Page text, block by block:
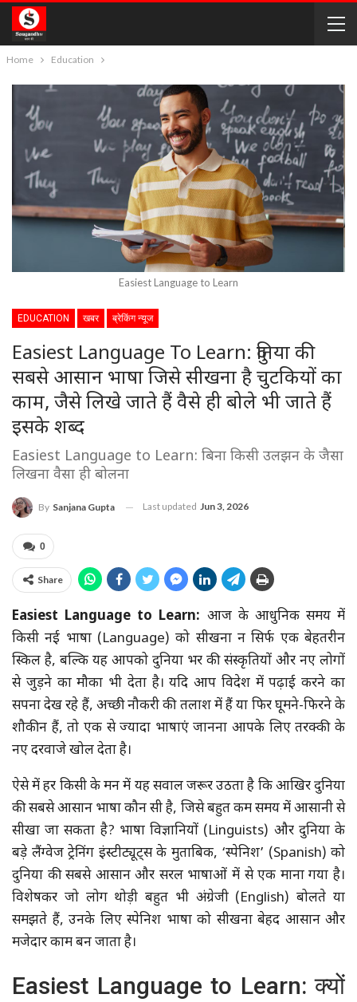
Home Education
Easiest Language to Learn
EDUCATION खबर ब्रेकिंग न्यूज
Easiest Language To Learn: दुनिया की
सबसे आसान भाषा जिसे सीखना है चुटकियों का
काम, जैसे लिखे जाते हैं वैसे ही बोले भी जाते हैं
इसके शब्द
Easiest Language to Learn: बिना किसी उलझन के जैसा
लिखना वैसा ही बोलना
By Sanjana Gupta Last updated Jun 3, 2026
0
Share
Easiest Language to Learn: आज के आधुनिक समय में
किसी नई भाषा (Language) को सीखना न सिर्फ एक बेहतरीन
स्किल है, बल्कि यह आपको दुनिया भर की संस्कृतियों और नए लोगों
से जुड़ने का मौका भी देता है। यदि आप विदेश में पढ़ाई करने का
सपना देख रहे हैं, अच्छी नौकरी की तलाश में हैं या फिर घूमने-फिरने के
शौकीन हैं, तो एक से ज्यादा भाषाएं जानना आपके लिए तरक्की के
नए दरवाजे खोल देता है।
ऐसे में हर किसी के मन में यह सवाल जरूर उठता है कि आखिर दुनिया
की सबसे आसान भाषा कौन सी है, जिसे बहुत कम समय में आसानी से
सीखा जा सकता है? भाषा विज्ञानियों (Linguists) और दुनिया के
बड़े लैंग्वेज ट्रेनिंग इंस्टीट्यूट्स के मुताबिक, ‘स्पेनिश’ (Spanish) को
दुनिया की सबसे आसान और सरल भाषाओं में से एक माना गया है।
विशेषकर जो लोग थोड़ी बहुत भी अंग्रेजी (English) बोलते या
समझते हैं, उनके लिए स्पेनिश भाषा को सीखना बेहद आसान और
मजेदार काम बन जाता है।
Easiest Language to Learn: क्यों